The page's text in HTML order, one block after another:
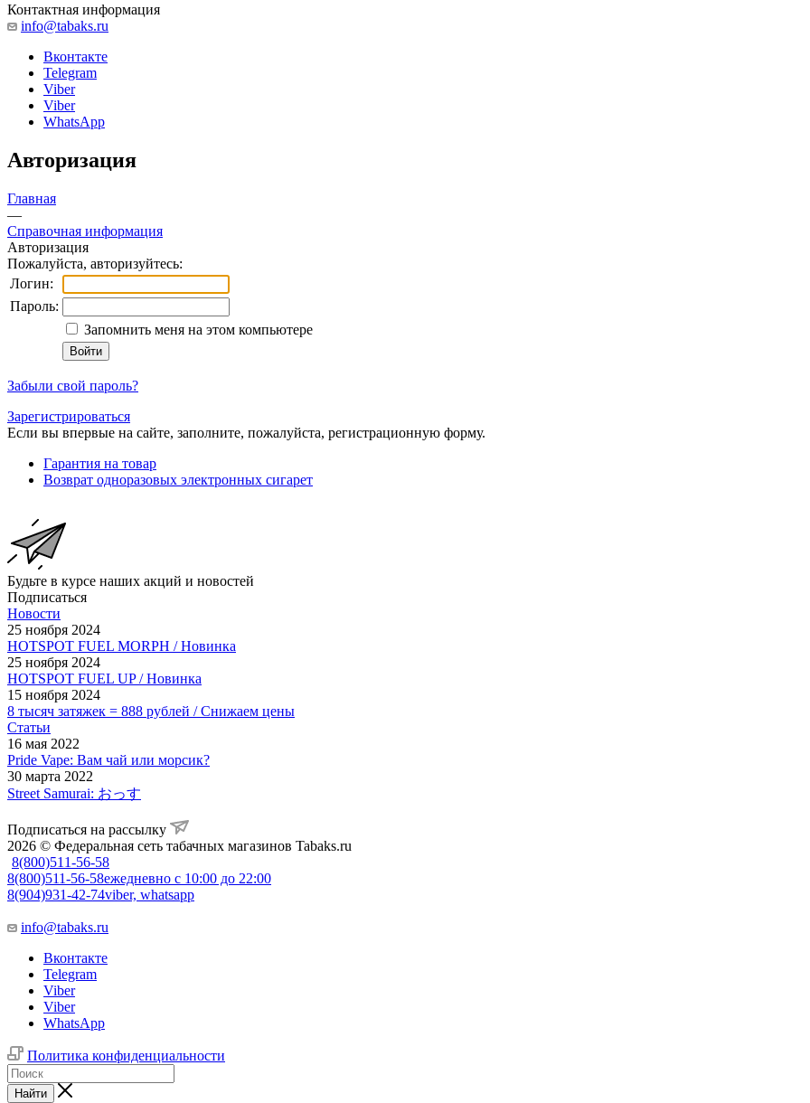
Контактная информация
info@tabaks.ru
Вконтакте
Telegram
Viber
Viber
WhatsApp
Авторизация
Главная
—
Справочная информация
Авторизация
Пожалуйста, авторизуйтесь:
Логин:
Пароль:
Запомнить меня на этом компьютере
Забыли свой пароль?
Зарегистрироваться
Если вы впервые на сайте, заполните, пожалуйста, регистрационную форму.
Гарантия на товар
Возврат одноразовых электронных сигарет
Будьте в курсе наших акций и новостей
Подписаться
Новости
25 ноября 2024
HOTSPOT FUEL MORPH / Новинка
25 ноября 2024
HOTSPOT FUEL UP / Новинка
15 ноября 2024
8 тысяч затяжек = 888 рублей / Снижаем цены
Статьи
16 мая 2022
Pride Vape: Вам чай или морсик?
30 марта 2022
Street Samurai: おっす
Подписаться на рассылку
2026 © Федеральная сеть табачных магазинов Tabaks.ru
8(800)511-56-58
8(800)511-56-58ежедневно с 10:00 до 22:00
8(904)931-42-74viber, whatsapp
info@tabaks.ru
Вконтакте
Telegram
Viber
Viber
WhatsApp
Политика конфиденциальности
Найти